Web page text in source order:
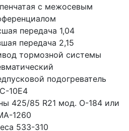
с межосевым
передача 1,04
передача 2,15
тормозной системы
подогреватель
10Е4
425/85 R21 мод. О-184 или
1260
533-310